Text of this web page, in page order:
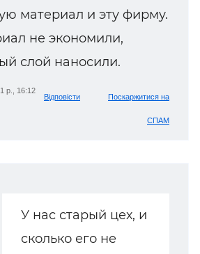
материал и эту фирму.
не экономили,
слой наносили.
р., 16:12
Відповісти Поскаржитися на
СПАМ
У нас старый цех, и
сколько его не